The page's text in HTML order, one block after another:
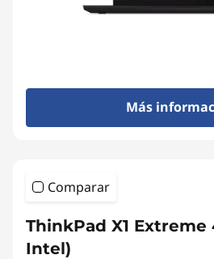
Más
Comparar
ThinkPad X1 Extreme
Intel)